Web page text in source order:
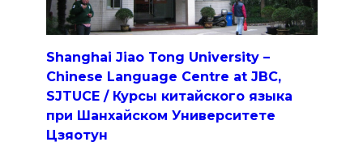
Shanghai Jiao Tong University –
Chinese Language Centre at JBC,
SJTUCE / Курсы китайского языка
при Шанхайском Университете
Цзяотун